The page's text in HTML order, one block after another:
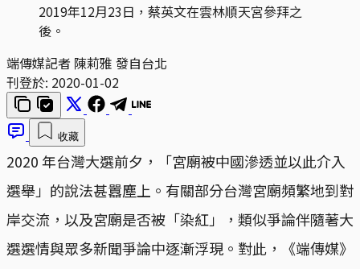
2019年12月23日，蔡英文在雲林順天宮參拜之
後。
端傳媒記者 陳莉雅 發自台北
刊登於: 2020-01-02
收藏
2020 年台灣大選前夕，「宮廟被中國滲透並以此介入
選舉」的說法甚囂塵上。有關部分台灣宮廟頻繁地到對
岸交流，以及宮廟是否被「染紅」，類似爭論伴隨著大
選選情與眾多新聞爭論中逐漸浮現。對此，《端傳媒》